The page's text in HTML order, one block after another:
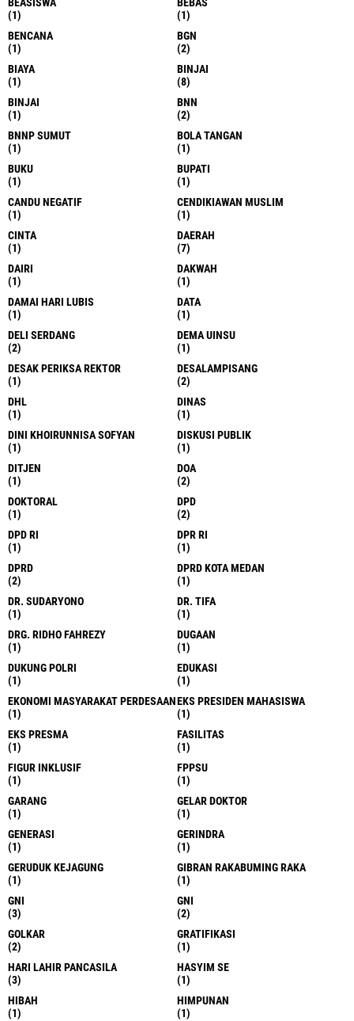
BEASISWA
(1)
BEBAS
(1)
BENCANA
(1)
BGN
(2)
BIAYA
(1)
BINJAI
(8)
BINJAI
(1)
BNN
(2)
BNNP SUMUT
(1)
BOLA TANGAN
(1)
BUKU
(1)
BUPATI
(1)
CANDU NEGATIF
(1)
CENDIKIAWAN MUSLIM
(1)
CINTA
(1)
DAERAH
(7)
DAIRI
(1)
DAKWAH
(1)
DAMAI HARI LUBIS
(1)
DATA
(1)
DELI SERDANG
(2)
DEMA UINSU
(1)
DESAK PERIKSA REKTOR
(1)
DESALAMPISANG
(2)
DHL
(1)
DINAS
(1)
DINI KHOIRUNNISA SOFYAN
(1)
DISKUSI PUBLIK
(1)
DITJEN
(1)
DOA
(2)
DOKTORAL
(1)
DPD
(2)
DPD RI
(1)
DPR RI
(1)
DPRD
(2)
DPRD KOTA MEDAN
(1)
DR. SUDARYONO
(1)
DR. TIFA
(1)
DRG. RIDHO FAHREZY
(1)
DUGAAN
(1)
DUKUNG POLRI
(1)
EDUKASI
(1)
EKONOMI MASYARAKAT PERDESAAN
(1)
EKS PRESIDEN MAHASISWA
(1)
EKS PRESMA
(1)
FASILITAS
(1)
FIGUR INKLUSIF
(1)
FPPSU
(1)
GARANG
(1)
GELAR DOKTOR
(1)
GENERASI
(1)
GERINDRA
(1)
GERUDUK KEJAGUNG
(1)
GIBRAN RAKABUMING RAKA
(1)
GNI
(3)
GNI
(2)
GOLKAR
(2)
GRATIFIKASI
(1)
HARI LAHIR PANCASILA
(3)
HASYIM SE
(1)
HIBAH
(1)
HIMPUNAN
(1)